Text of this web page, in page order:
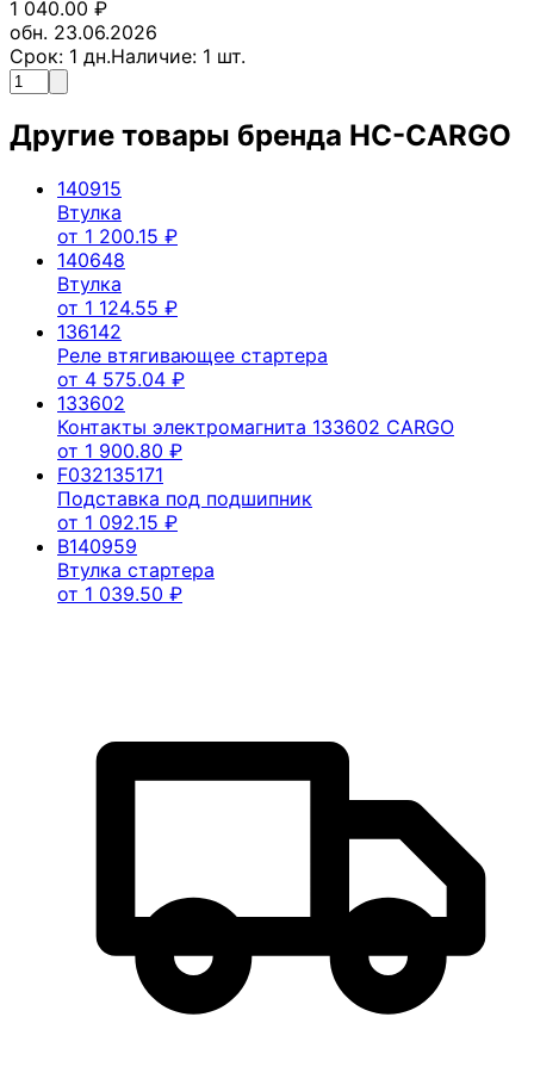
1 040.00 ₽
обн. 23.06.2026
Срок: 1 дн.Наличие: 1 шт.
Другие товары бренда HC-CARGO
140915
Втулка
от 1 200.15 ₽
140648
Втулка
от 1 124.55 ₽
136142
Реле втягивающее стартера
от 4 575.04 ₽
133602
Контакты электромагнита 133602 CARGO
от 1 900.80 ₽
F032135171
Подставка под подшипник
от 1 092.15 ₽
B140959
Втулка стартера
от 1 039.50 ₽